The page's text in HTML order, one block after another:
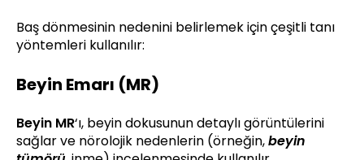
Baş dönmesinin nedenini belirlemek için çeşitli tanı
yöntemleri kullanılır:
Beyin Emarı (MR)
Beyin MR‘ı, beyin dokusunun detaylı görüntülerini
sağlar ve nörolojik nedenlerin (örneğin,beyin